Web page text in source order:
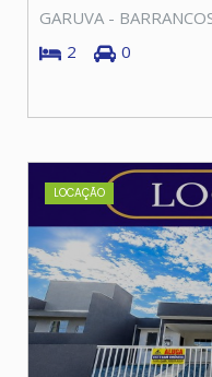
GARUVA -
2
0
LOCAÇÃO